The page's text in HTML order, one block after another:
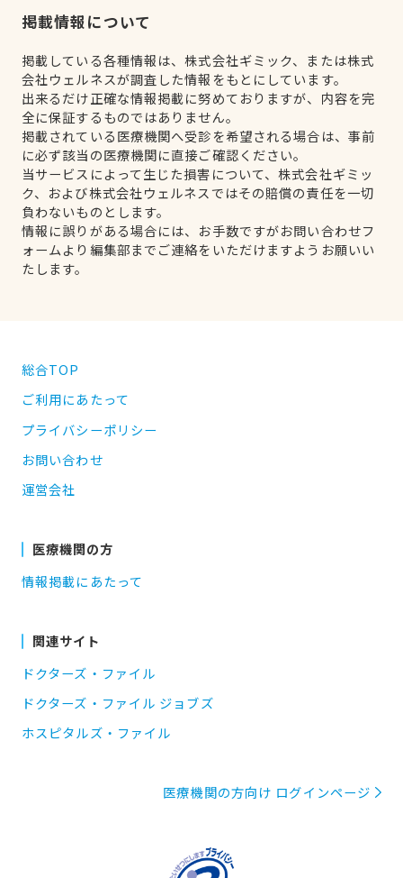
掲載情報について
掲載している各種情報は、株式会社ギミック、または株式
会社ウェルネスが調査した情報をもとにしています。
出来るだけ正確な情報掲載に努めておりますが、内容を完
全に保証するものではありません。
掲載されている医療機関へ受診を希望される場合は、事前
に必ず該当の医療機関に直接ご確認ください。
当サービスによって生じた損害について、株式会社ギミッ
ク、および株式会社ウェルネスではその賠償の責任を一切
負わないものとします。
情報に誤りがある場合には、お手数ですがお問い合わせフ
ォームより編集部までご連絡をいただけますようお願いい
たします。
総合TOP
ご利用にあたって
プライバシーポリシー
お問い合わせ
運営会社
医療機関の方
情報掲載にあたって
関連サイト
ドクターズ・ファイル
ドクターズ・ファイル ジョブズ
ホスピタルズ・ファイル
医療機関の方向け ログインページ